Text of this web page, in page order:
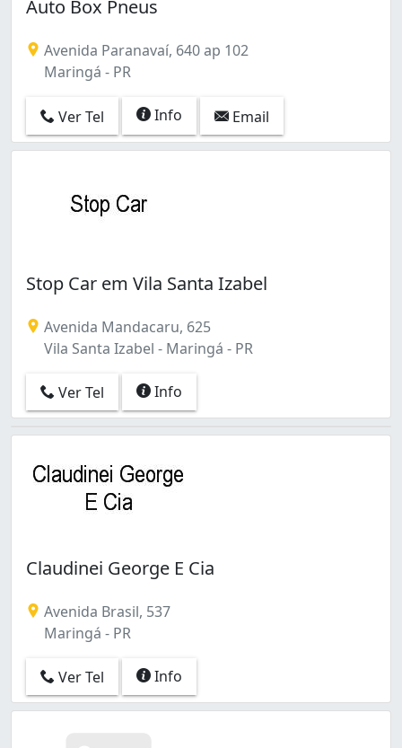
Auto Box Pneus
Avenida Paranavaí, 640 ap 102
Maringá - PR
Ver Tel Info Email
Stop Car em Vila Santa Izabel
Avenida Mandacaru, 625
Vila Santa Izabel - Maringá - PR
Ver Tel Info
Claudinei George E Cia
Avenida Brasil, 537
Maringá - PR
Ver Tel Info